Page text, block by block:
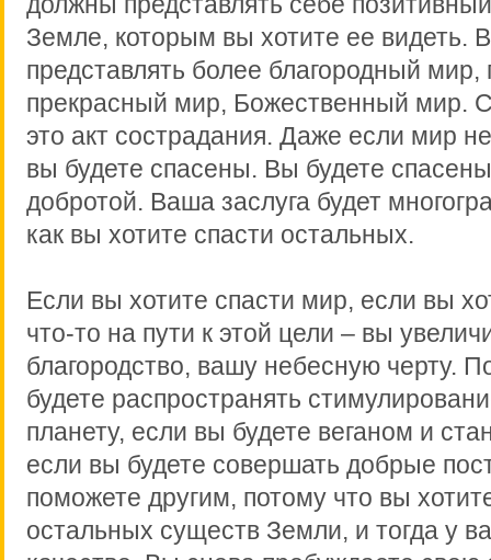
Земле, которым вы хотите ее видеть.
представлять более благородный
прекрасный мир, Божественный мир.
это акт сострадания. Даже если мир
вы будете спасены. Вы будете
добротой. Ваша заслуга будет
как вы хотите спасти остальных.
Если вы хотите спасти мир, если вы
что-то на пути к этой цели – вы
благородство, вашу небесную черту.
будете распространять
планету, если вы будете веганом и
если вы будете совершать добрые
поможете другим, потому что вы
остальных существ Земли, и тогда у